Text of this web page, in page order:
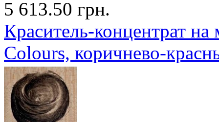
5 613.50 грн.
Краситель-концентрат
Colours, коричнево-